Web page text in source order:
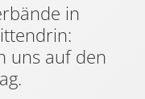
in
uns auf den